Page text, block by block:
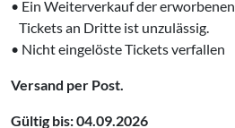
• Ein Weiterverkauf der erworbenen
‌ Tickets an Dritte ist unzulässig.
• Nicht eingelöste Tickets verfallen
Versand per Post.
Gültig bis: 04.09.2026